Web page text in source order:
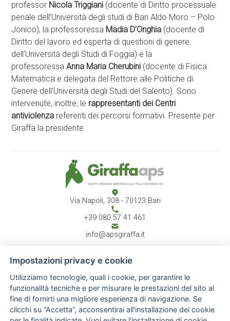
professor Nicola Triggiani (docente di Diritto processuale
penale dell’Università degli studi di Bari Aldo Moro – Polo
Jonico), la professoressa Madia D’Onghia (docente di
Diritto del lavoro ed esperta di questioni di genere
dell’Università degli Studi di Foggia) e la
professoressaAnna Maria Cherubini (docente di Fisica
Matematica e delegata del Rettore alle Politiche di
Genere dell’Università degli Studi del Salento). Sono
intervenute, inoltre, le rappresentanti dei Centri
antiviolenza referenti dei percorsi formativi. Presente per
Giraffa la presidente
Via Napoli, 308 - 70123 Bari
+39 080 57 41 461
info@apsgiraffa.it
CHI SIAMO
Associazione
Atto costitutivo
Report annuale
Staff
Impostazioni privacy e cookie
Utilizziamo tecnologie, quali i cookie, per garantire le
funzionalità tecniche e per misurare le prestazioni del sito al
fine di fornirti una migliore esperienza di navigazione. Se
clicchi su “Accetta”, acconsentirai all'installazione dei cookie